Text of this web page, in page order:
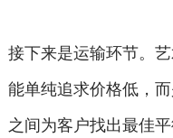
接下来是运输环节。
能单纯追求价格低，
之间为客户找出最佳